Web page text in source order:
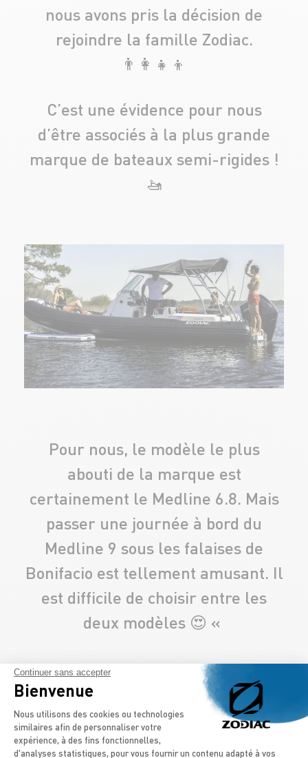
nous avons pris la décision de
rejoindre la famille Zodiac.
👨‍👩‍👧‍👦
C’est une évidence pour nous
d’être associés à la plus grande
marque de bateaux semi-rigides !
🚤
Pour nous, le modèle le plus
abouti de la marque est
certainement le Medline 6.8. Mais
passer une journée à bord du
Medline 9 sous les falaises de
Bonifacio est tellement amusant. Il
est difficile de choisir entre les
deux modèles 😍 «
Continuer sans accepter
Bienvenue
Plateforme de Gestion du
Nous utilisons des cookies ou technologies
similaires afin de personnaliser votre
expérience, à des fins fonctionnelles,
d'analyses statistiques, pour vous fournir un contenu adapté à vos